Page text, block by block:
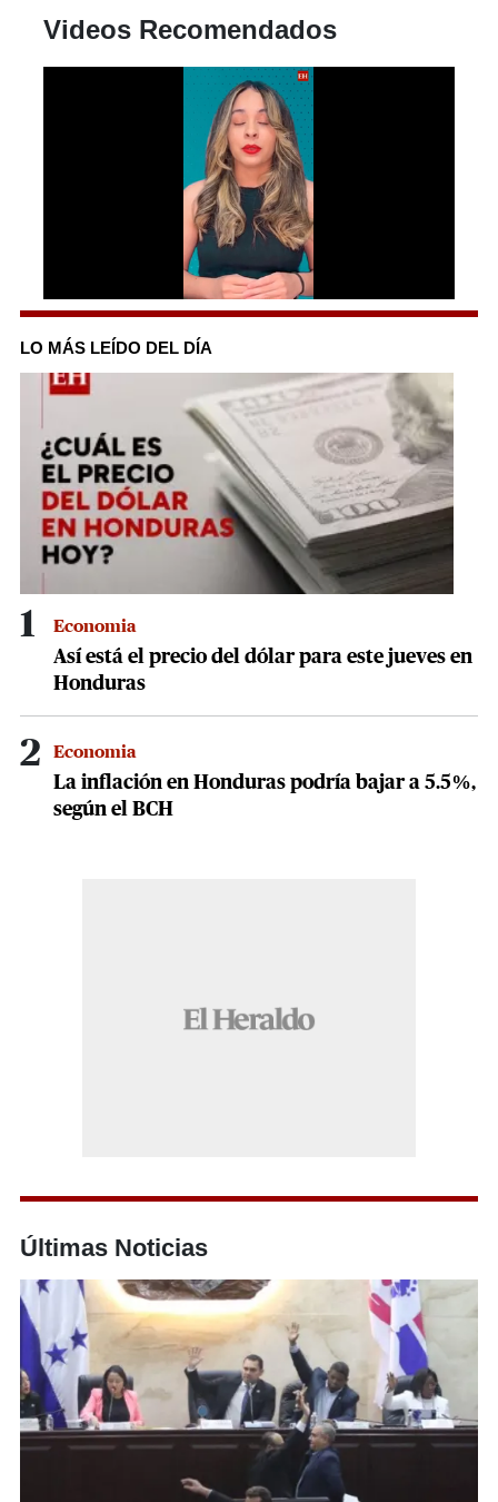
Videos Recomendados
0
of
1
minute,
38
LO MÁS LEÍDO DEL DÍA
1 Economia
Así está el precio del dólar para este jueves en
Honduras
2 Economia
La inflación en Honduras podría bajar a 5.5%,
según el BCH
Últimas Noticias